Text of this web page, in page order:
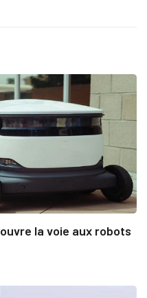
la voie aux robots